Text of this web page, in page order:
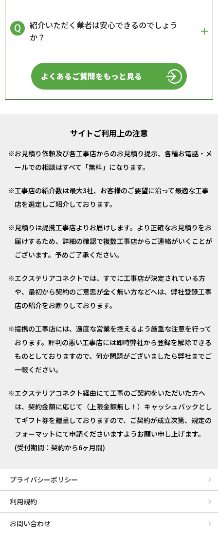
紹介いただく業者は安心できるのでしょう
か？
よくあるご質問をもっと見る
サイトご利用上の注意
お見積り依頼及び各工事店からのお見積り提示、各種お電話・メ
ールでの相談はすべて「無料」になります。
工事店の紹介数は最大3社、お客様のご要望に沿って最適な工事
店を選定しご紹介しております。
見積りは提携工事店よりお届けします。より正確なお見積りをお
届けするため、詳細の確認で複数工事店からご連絡がいくことが
ございます。予めご了承ください。
エクステリアコネクトでは、すでに工事店が決定されている方
や、最初から契約のご意思が全く無い方などへは、弊社登録工事
店の紹介をお断りしております。
提携の工事店には、過度な営業を控えるよう厳重な注意を行って
おります。評判の悪い工事店には即時弊社から登録を解除できる
ものとしておりますので、何か問題がございましたら弊社までご
一報ください。
エクステリアコネクト経由にて工事のご契約をいただいた方へ
は、契約金額に応じて（上限金額無し！）キャッシュバックとし
てギフト券を贈呈しておりますので、ご契約が成立次第、規定の
フォーマットにて申請くださいますようお願い申し上げます。
(受付期間：契約から6ヶ月間)
プライバシーポリシー
利用規約
お問い合わせ